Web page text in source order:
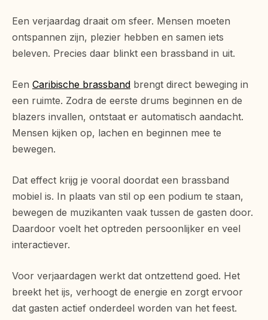
Een verjaardag draait om sfeer. Mensen moeten
ontspannen zijn, plezier hebben en samen iets
beleven. Precies daar blinkt een brassband in uit.
Een Caribische brassband brengt direct beweging in
een ruimte. Zodra de eerste drums beginnen en de
blazers invallen, ontstaat er automatisch aandacht.
Mensen kijken op, lachen en beginnen mee te
bewegen.
Dat effect krijg je vooral doordat een brassband
mobiel is. In plaats van stil op een podium te staan,
bewegen de muzikanten vaak tussen de gasten door.
Daardoor voelt het optreden persoonlijker en veel
interactiever.
Voor verjaardagen werkt dat ontzettend goed. Het
breekt het ijs, verhoogt de energie en zorgt ervoor
dat gasten actief onderdeel worden van het feest.